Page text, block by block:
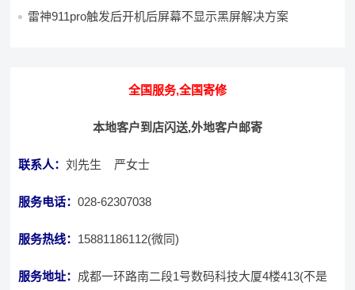
雷神911pro触发后开机后屏幕不显示黑屏解决方案
全国服务,全国寄修
本地客户到店闪送,外地客户邮寄
联系人：刘先生 严女士
服务电话：028-62307038
服务热线： 15881186112(微同)
服务地址： 成都一环路南二段1号数码科技大厦4楼413(不是